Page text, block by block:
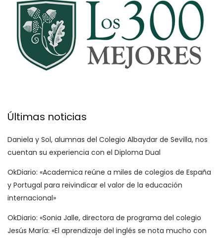
Últimas noticias
Daniela y Sol, alumnas del Colegio Albaydar de Sevilla, nos
cuentan su experiencia con el Diploma Dual
OkDiario: «Academica reúne a miles de colegios de España
y Portugal para reivindicar el valor de la educación
internacional»
OkDiario: «Sonia Jalle, directora de programa del colegio
Jesús María: «El aprendizaje del inglés se nota mucho con